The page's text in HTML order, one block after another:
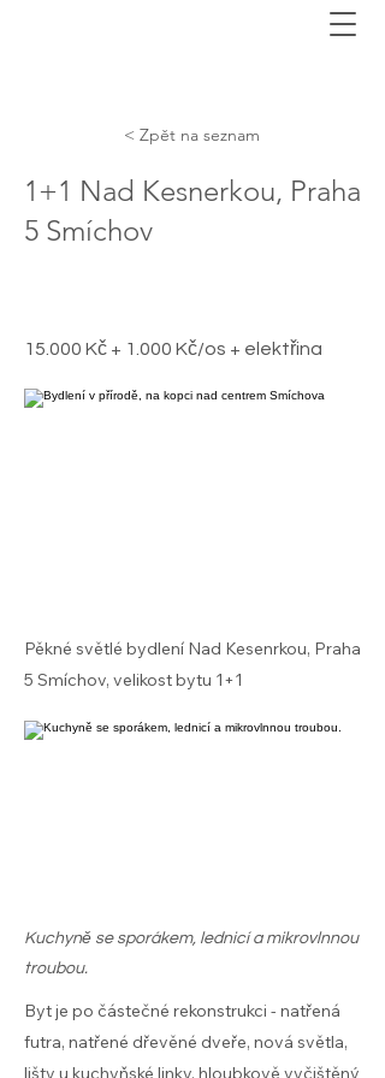
< Zpět na seznam
1+1 Nad Kesnerkou, Praha
5 Smíchov
15.000 Kč + 1.000 Kč/os + elektřina
Pěkné světlé bydlení Nad Kesenrkou, Praha
5 Smíchov, velikost bytu 1+1
Kuchyně se sporákem, lednicí a mikrovlnnou
troubou.
Byt je po částečné rekonstrukci - natřená
futra, natřené dřevěné dveře, nová světla,
lišty u kuchyňské linky, hloubkově vyčištěný